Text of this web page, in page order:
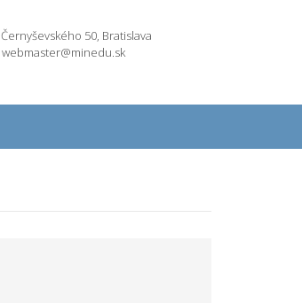
Černyševského 50, Bratislava
webmaster@minedu.sk